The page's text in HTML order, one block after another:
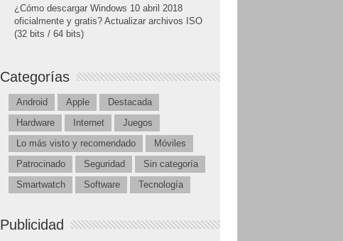
¿Cómo descargar Windows 10 abril 2018
oficialmente y gratis? Actualizar archivos ISO
(32 bits / 64 bits)
Categorías
Android Apple
Destacada
Hardware
Internet
Juegos
Lo más visto y recomendado
Móviles
Patrocinado
Seguridad
Sin categoría
Smartwatch
Software Tecnología
Publicidad